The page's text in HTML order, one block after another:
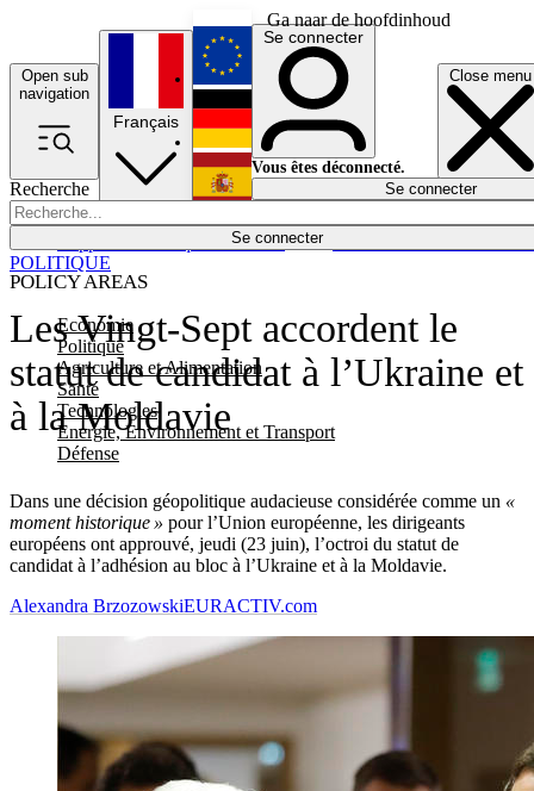
Ga naar de hoofdinhoud
Open sub
navigation
Close menu
Recherche
Se connecter
POLICY AREAS
Economie
Politique
Agriculture et Alimentation
Santé
Technologies
Energie, Environnement et Transport
Défense
Économie
Français
English
Deutsch
Español
Se connecter
Vous êtes déconnecté.
Se connecter
Les Vingt-Sept accordent le
statut de candidat à l’Ukraine et
à la Moldavie
Dans une décision géopolitique audacieuse considérée comme un «
moment historique » pour l’Union européenne, les dirigeants
européens ont approuvé, jeudi (23 juin), l’octroi du statut de
candidat à l’adhésion au bloc à l’Ukraine et à la Moldavie.
POLITIQUE
Alexandra BrzozowskiEURACTIV.com